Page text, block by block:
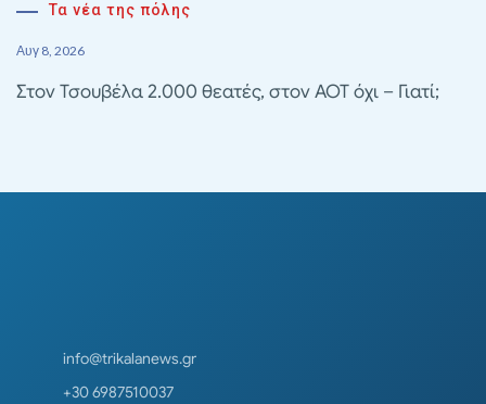
Τα νέα της πόλης
Αυγ 8, 2026
Στον Τσουβέλα 2.000 θεατές, στον ΑΟΤ όχι – Γιατί;
info@trikalanews.gr
+30 6987510037